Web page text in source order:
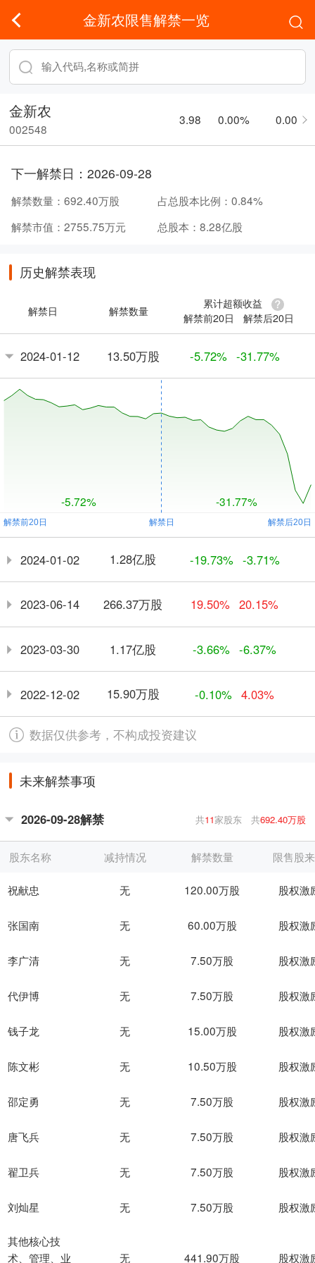
金新农限售解禁一览
金新农
002548
3.98 0.00% 0.00
下一解禁日： 2026-09-28
解禁数量： 692.40万股 占总股本比例： 0.84%
解禁市值： 2755.75万元 总股本： 8.28亿股
历史解禁表现
解禁日 解禁数量
累计超额收益
解禁前20日
解禁后20日
2024-01-12 13.50万股 -5.72% -31.77%
-5.72% -31.77%
2024-01-02 1.28亿股 -19.73% -3.71%
2023-06-14 266.37万股 19.50% 20.15%
2023-03-30 1.17亿股 -3.66% -6.37%
2022-12-02 15.90万股 -0.10% 4.03%
数据仅供参考，不构成投资建议
未来解禁事项
2026-09-28解禁 共692.40万股
共11家股东
股东名称
祝献忠
张国南
李广清
代伊博
钱子龙
陈文彬
邵定勇
唐飞兵
翟卫兵
刘灿星
其他核心技
术、管理、业
减持情况 解禁数量 限售股
无 120.00万股 股权激
无 60.00万股 股权激
无 7.50万股 股权激
无 7.50万股 股权激
无 15.00万股 股权激
无 10.50万股 股权激
无 7.50万股 股权激
无 7.50万股 股权激
无 7.50万股 股权激
无 7.50万股 股权激
无 441.90万股 股权激